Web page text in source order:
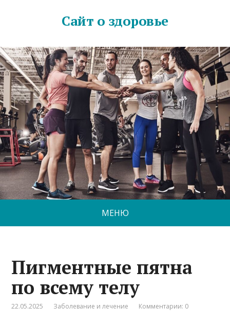
Сайт о здоровье
МЕНЮ
Пигментные пятна
по всему телу
22.05.2025 Заболевание и лечение Комментарии: 0